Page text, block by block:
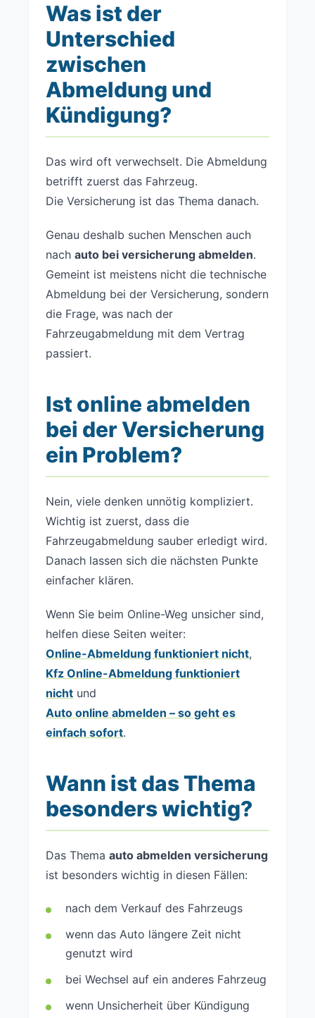
Was ist der
Unterschied
zwischen
Abmeldung und
Kündigung?
Das wird oft verwechselt. Die Abmeldung
betrifft zuerst das Fahrzeug.
Die Versicherung ist das Thema danach.
Genau deshalb suchen Menschen auch
nach auto bei versicherung abmelden.
Gemeint ist meistens nicht die technische
Abmeldung bei der Versicherung, sondern
die Frage, was nach der
Fahrzeugabmeldung mit dem Vertrag
passiert.
Ist online abmelden
bei der Versicherung
ein Problem?
Nein, viele denken unnötig kompliziert.
Wichtig ist zuerst, dass die
Fahrzeugabmeldung sauber erledigt wird.
Danach lassen sich die nächsten Punkte
einfacher klären.
Wenn Sie beim Online-Weg unsicher sind,
helfen diese Seiten weiter:
Online-Abmeldung funktioniert nicht,
Kfz Online-Abmeldung funktioniert
nicht und
Auto online abmelden – so geht es
einfach sofort.
Wann ist das Thema
besonders wichtig?
Das Thema auto abmelden versicherung
ist besonders wichtig in diesen Fällen:
nach dem Verkauf des Fahrzeugs
wenn das Auto längere Zeit nicht
genutzt wird
bei Wechsel auf ein anderes Fahrzeug
wenn Unsicherheit über Kündigung